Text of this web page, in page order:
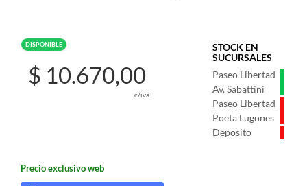
DISPONIBLE
STOCK EN
SUCURSALES
Paseo Libertad
Av. Sabattini
Paseo Libertad
Poeta Lugones
Deposito
$ 10.670,00
c/iva
Precio exclusivo web